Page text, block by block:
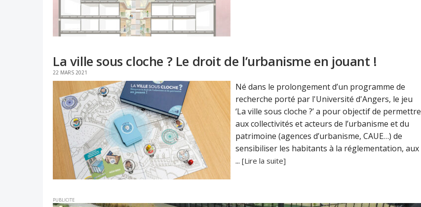
La ville sous cloche ? Le droit de l’urbanisme en jouant !
22 MARS 2021
Né dans le prolongement d’un programme de
recherche porté par l'Université d'Angers, le jeu
‘La ville sous cloche ?’ a pour objectif de permettre
aux collectivités et acteurs de l’urbanisme et du
patrimoine (agences d’urbanisme, CAUE…) de
sensibiliser les habitants à la réglementation, aux
... [Lire la suite]
PUBLICITE